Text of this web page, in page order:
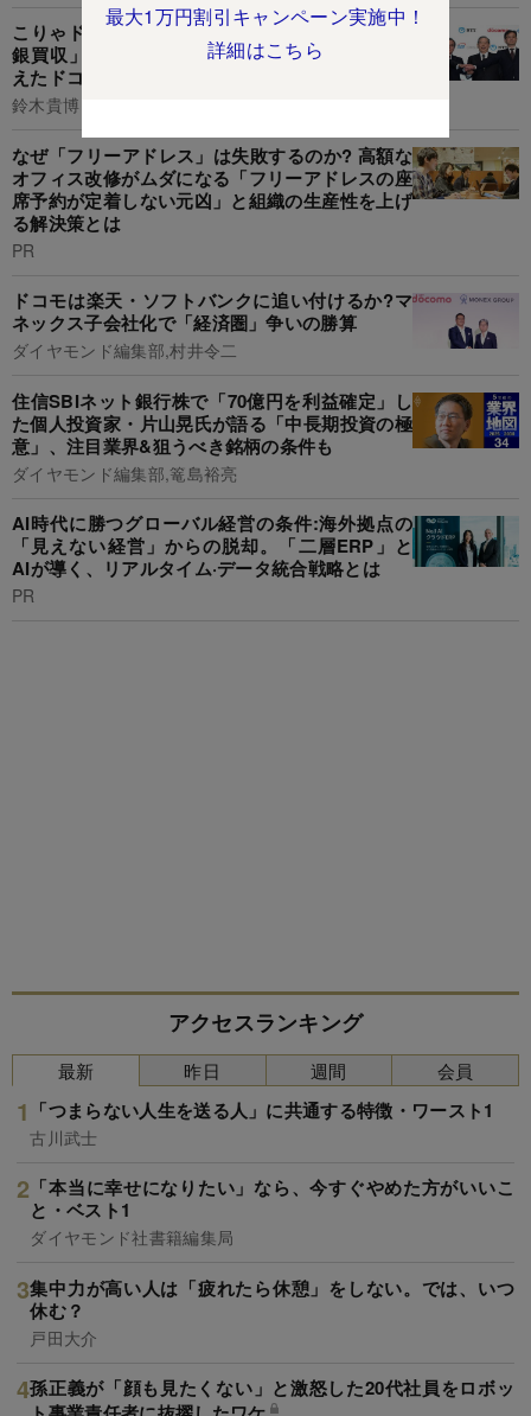
最大1万円割引キャンペーン実施中！
詳細はこちら
こりゃドコモの独り勝ちだわ...「住信SBIネット
銀買収」でソフトバンクもauも楽天も余裕で超
えたドコモがメガバンクに肉薄する未来
鈴木貴博
なぜ「フリーアドレス」は失敗するのか? 高額な
オフィス改修がムダになる「フリーアドレスの座
席予約が定着しない元凶」と組織の生産性を上げ
る解決策とは
PR
ドコモは楽天・ソフトバンクに追い付けるか?マ
ネックス子会社化で「経済圏」争いの勝算
ダイヤモンド編集部,村井令二
住信SBIネット銀行株で「70億円を利益確定」し
た個人投資家・片山晃氏が語る「中長期投資の極
意」、注目業界&狙うべき銘柄の条件も
ダイヤモンド編集部,篭島裕亮
AI時代に勝つグローバル経営の条件:海外拠点の
「見えない経営」からの脱却。「二層ERP」と
AIが導く、リアルタイム·データ統合戦略とは
PR
アクセスランキング
最新
「つまらない人生を送る人」に共通する特徴・ワースト1
古川武士
「本当に幸せになりたい」なら、今すぐやめた方がいいこ
と・ベスト1
ダイヤモンド社書籍編集局
集中力が高い人は「疲れたら休憩」をしない。では、いつ
休む？
戸田大介
孫正義が「顔も見たくない」と激怒した20代社員をロボッ
昨日 週間 会員